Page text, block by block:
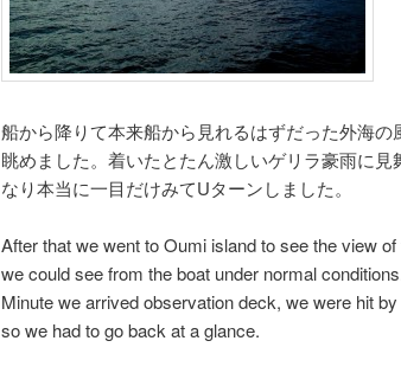
船から降りて本来船から見れるはずだった外海の
眺めました。着いたとたん激しいゲリラ豪雨に見
なり本当に一目だけみてUターンしました。
After that we went to Oumi island to see the view
we could see from the boat under normal
Minute we arrived observation deck, we were hit
so we had to go back at a glance.